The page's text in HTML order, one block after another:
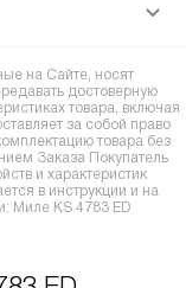
на Сайте, носят
достоверную
товара, включая
за собой право
товара без
Заказа Покупатель
и характеристик
в инструкции и на
Миле KS 4783 ED